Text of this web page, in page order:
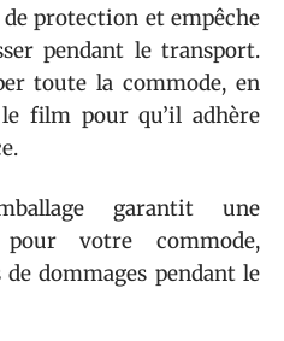
de protection et empêche
pendant le transport.
toute la commode, en
film pour qu’il adhère
garantit une
votre commode,
dommages pendant le